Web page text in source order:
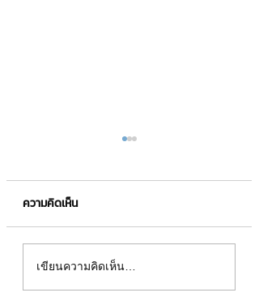
แนะนำการสร้างภาพ cover
page ให้น่าสนใจ
ความคิดเห็น
เขียนความคิดเห็น…